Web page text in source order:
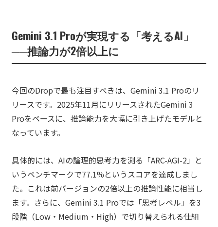
Gemini 3.1 Proが実現する「考えるAI」
──推論力が2倍以上に
今回のDropで最も注目すべきは、Gemini 3.1 Proのリ
リースです。2025年11月にリリースされたGemini 3
Proをベースに、推論能力を大幅に引き上げたモデルと
なっています。
具体的には、AIの論理的思考力を測る「ARC-AGI-2」と
いうベンチマークで77.1%というスコアを達成しまし
た。これは前バージョンの2倍以上の推論性能に相当し
ます。さらに、Gemini 3.1 Proでは「思考レベル」を3
段階（Low・Medium・High）で切り替えられる仕組